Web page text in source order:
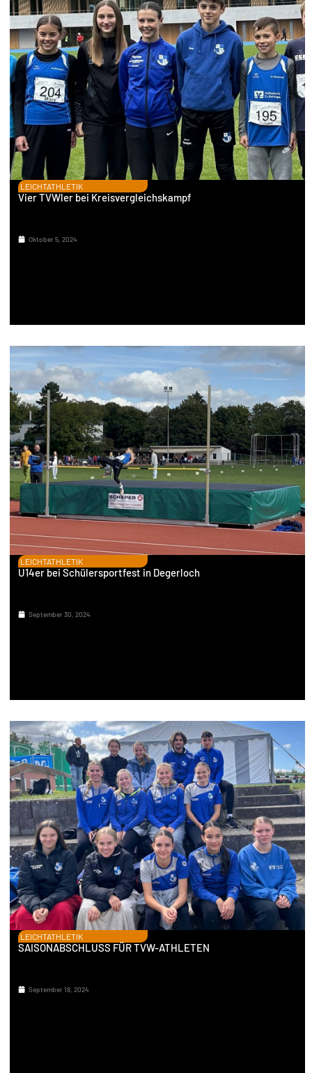
LEICHTATHLETIK
Vier TVWler bei Kreisvergleichskampf
Oktober 5, 2024
LEICHTATHLETIK
U14er bei Schülersportfest in Degerloch
September 30, 2024
LEICHTATHLETIK
SAISONABSCHLUSS FÜR TVW-ATHLETEN
September 18, 2024